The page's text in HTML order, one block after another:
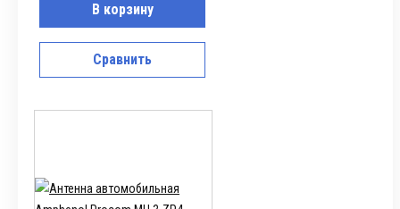
В корзину
Сравнить